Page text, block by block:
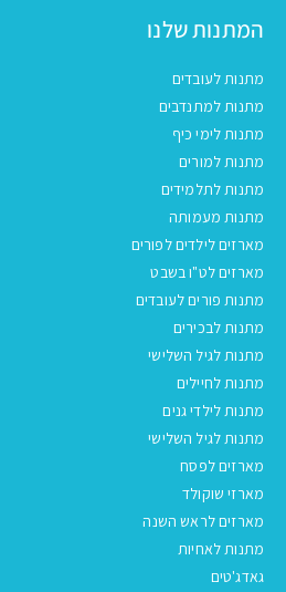
המתנות שלנו
מתנות לעובדים
מתנות למתנדבים
מתנות לימי כיף
מתנות למורים
מתנות לתלמידים
מתנות מעמותה
מארזים לילדים לפורים
מארזים לט"ו בשבט
מתנות פורים לעובדים
מתנות לבכירים
מתנות לגיל השלישי
מתנות לחיילים
מתנות לילדי גנים
מתנות לגיל השלישי
מארזים לפסח
מארזי שוקולד
מארזים לראש השנה
מתנות לאחיות
גאדג'טים